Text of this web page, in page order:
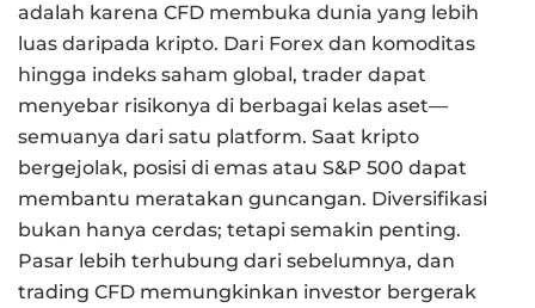
adalah karena CFD membuka dunia yang lebih
luas daripada kripto. Dari Forex dan komoditas
hingga indeks saham global, trader dapat
menyebar risikonya di berbagai kelas aset—
semuanya dari satu platform. Saat kripto
bergejolak, posisi di emas atau S&P 500 dapat
membantu meratakan guncangan. Diversifikasi
bukan hanya cerdas; tetapi semakin penting.
Pasar lebih terhubung dari sebelumnya, dan
trading CFD memungkinkan investor bergerak